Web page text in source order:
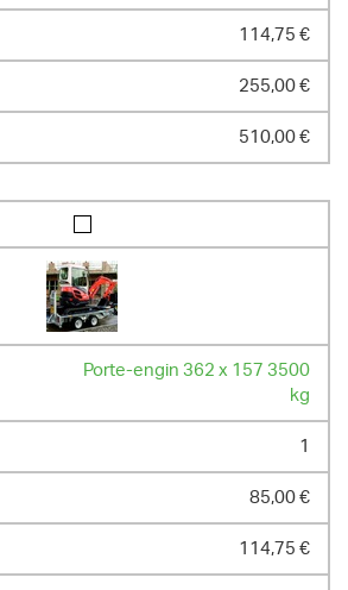
114,75 €
255,00 €
510,00 €
Porte-engin 362 x 157 3500
kg
1
85,00 €
114,75 €